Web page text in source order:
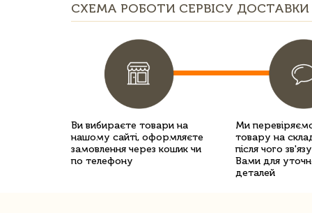
СХЕМА РОБОТИ СЕРВІСУ ДОСТАВКИ
Ви вибираєте товари на
нашому сайті, оформляєте
замовлення через кошик чи
по телефону
Ми
товару на
після чого
Вами для
деталей